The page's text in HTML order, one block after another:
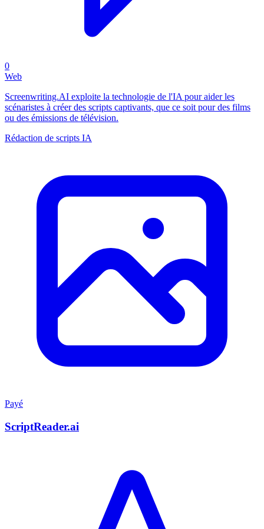
0
Web
Screenwriting.AI exploite la technologie de l'IA pour aider les
scénaristes à créer des scripts captivants, que ce soit pour des films
ou des émissions de télévision.
Rédaction de scripts IA
Payé
ScriptReader.ai